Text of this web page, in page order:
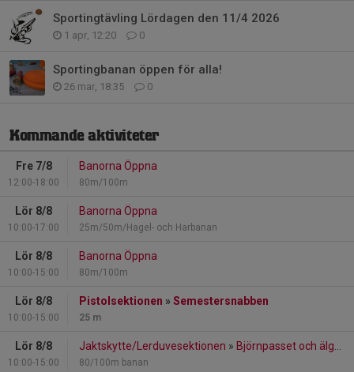
Sportingtävling Lördagen den 11/4 2026
1 apr, 12:20 0
Sportingbanan öppen för alla!
26 mar, 18:35 0
Kommande aktiviteter
Fre 7/8
12:00-18:00
Banorna Öppna
80m/100m
Lör 8/8
10:00-17:00
Banorna Öppna
25m/50m/Hagel- och Harbanan
Lör 8/8
10:00-15:00
Banorna Öppna
80m/100m
Lör 8/8
10:00-15:00
Pistolsektionen »Semestersnabben
25 m
Lör 8/8
10:00-15:00
Jaktskytte/Lerduvesektionen » Björnpasset och älgbana
80/100m banan